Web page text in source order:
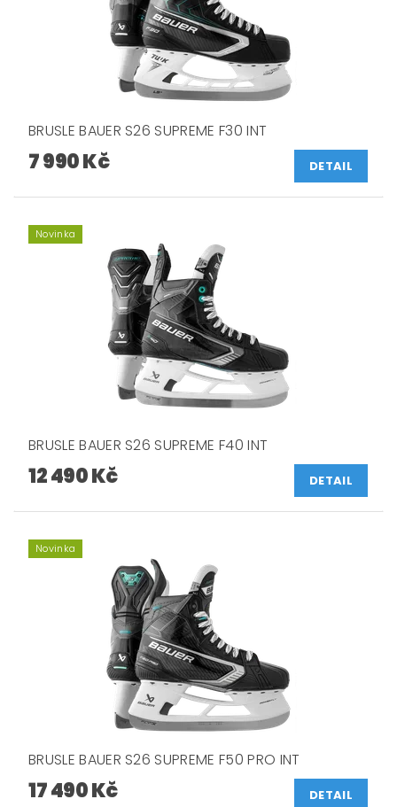
BRUSLE BAUER S26 SUPREME F30 INT
7 990 Kč DETAIL
Novinka
BRUSLE BAUER S26 SUPREME F40 INT
12 490 Kč DETAIL
Novinka
BRUSLE BAUER S26 SUPREME F50 PRO INT
17 490 Kč DETAIL